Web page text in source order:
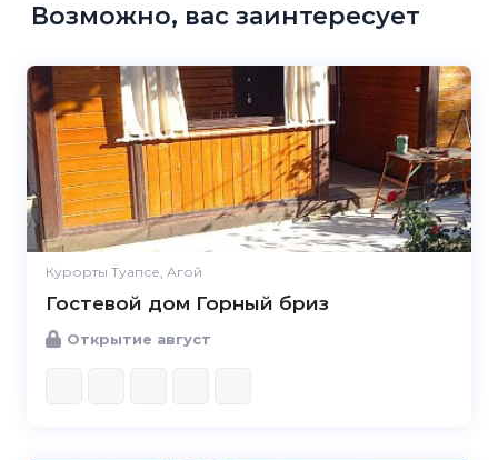
Возможно, вас заинтересует
Курорты Туапсе, Агой
Гостевой дом Горный бриз
Открытие август